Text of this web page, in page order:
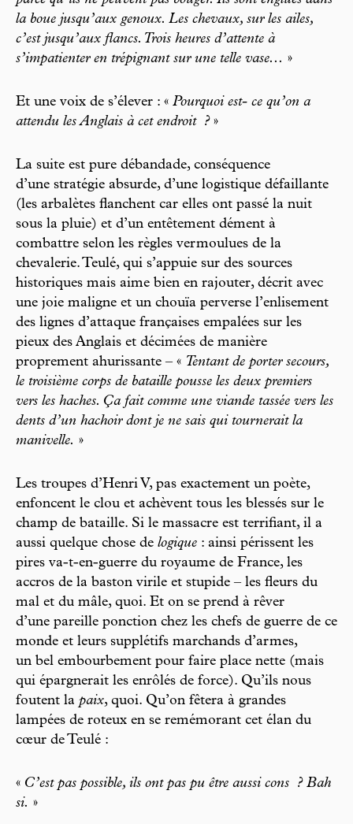
la boue jusqu’aux genoux. Les chevaux, sur les ailes,
c’est jusqu’aux flancs. Trois heures d’attente à
s’impatienter en trépignant sur une telle vase... »
Et une voix de s’élever : « Pourquoi est- ce qu’on a
attendu les Anglais à cet endroit
?»
La suite est pure débandade, conséquence
d’une stratégie absurde, d’une logistique défaillante
(les arbalètes flanchent car elles ont passé la nuit
sous la pluie) et d’un entêtement dément à
combattre selon les règles vermoulues de la
chevalerie. Teulé, qui s’appuie sur des sources
historiques mais aime bien en rajouter, décrit avec
une joie maligne et un chouïa perverse l’enlisement
des lignes d’attaque françaises empalées sur les
pieux des Anglais et décimées de manière
proprement ahurissante – « Tentant de porter secours,
le troisième corps de bataille pousse les deux premiers
vers les haches. Ça fait comme une viande tassée vers les
dents d’un hachoir dont je ne sais qui tournerait la
manivelle. »
Les troupes d’Henri V, pas exactement un poète,
enfoncent le clou et achèvent tous les blessés sur le
champ de bataille. Si le massacre est terrifiant, il a
aussi quelque chose de logique : ainsi périssent les
pires va-t-en-guerre du royaume de France, les
accros de la baston virile et stupide – les fleurs du
mal et du mâle, quoi. Et on se prend à rêver
d’une pareille ponction chez les chefs de guerre de ce
monde et leurs supplétifs marchands d’armes,
un bel embourbement pour faire place nette (mais
qui épargnerait les enrôlés de force). Qu’ils nous
foutent la paix, quoi. Qu’on fêtera à grandes
lampées de roteux en se remémorant cet élan du
cœur de Teulé :
« C’est pas possible, ils ont pas pu être aussi cons
? Bah
si. »